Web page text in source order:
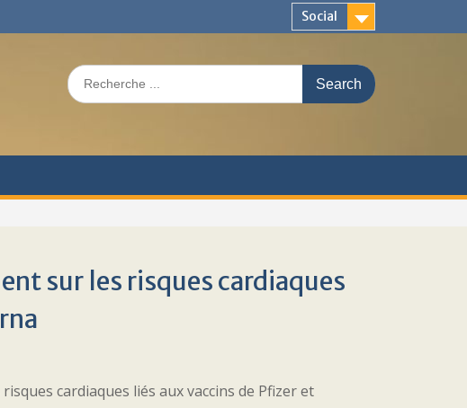
Social
Search
for:
sur les risques cardiaques
cardiaques liés aux vaccins de Pfizer et